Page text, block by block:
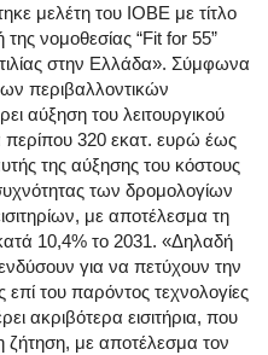
μελέτη του ΙΟΒΕ με τίτλο
νομοθεσίας “Fit for 55”
στην Ελλάδα». Σύμφωνα
περιβαλλοντικών
αύξηση του λειτουργικού
320 εκατ. ευρώ έως
της αύξησης του κόστους
των δρομολογίων
με αποτέλεσμα τη
10,4% το 2031. «Δηλαδή
για να πετύχουν την
του παρόντος τεχνολογίες
ακριβότερα εισιτήρια, που
ζήτηση, με αποτέλεσμα τον